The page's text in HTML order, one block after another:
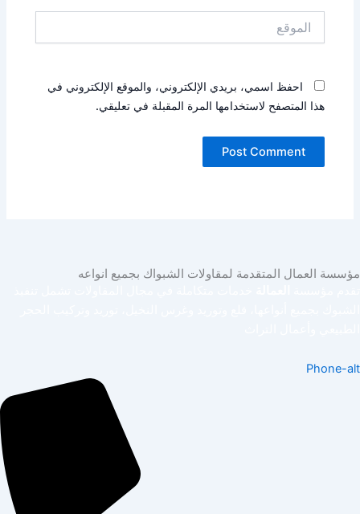
احفظ اسمي، بريدي الإلكتروني، والموقع الإلكتروني في
هذا المتصفح لاستخدامها المرة المقبلة في تعليقي.
مؤسسة العمال المتقدمة لمقاولات الشبواك بجميع انواعه
Phone-alt